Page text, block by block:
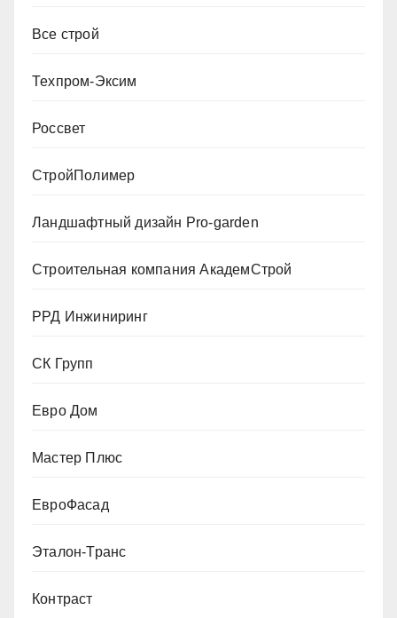
Все строй
Техпром-Эксим
Россвет
СтройПолимер
Ландшафтный дизайн Pro-garden
Строительная компания АкадемСтрой
РРД Инжиниринг
СК Групп
Евро Дом
Мастер Плюс
ЕвроФасад
Эталон-Транс
Контраст